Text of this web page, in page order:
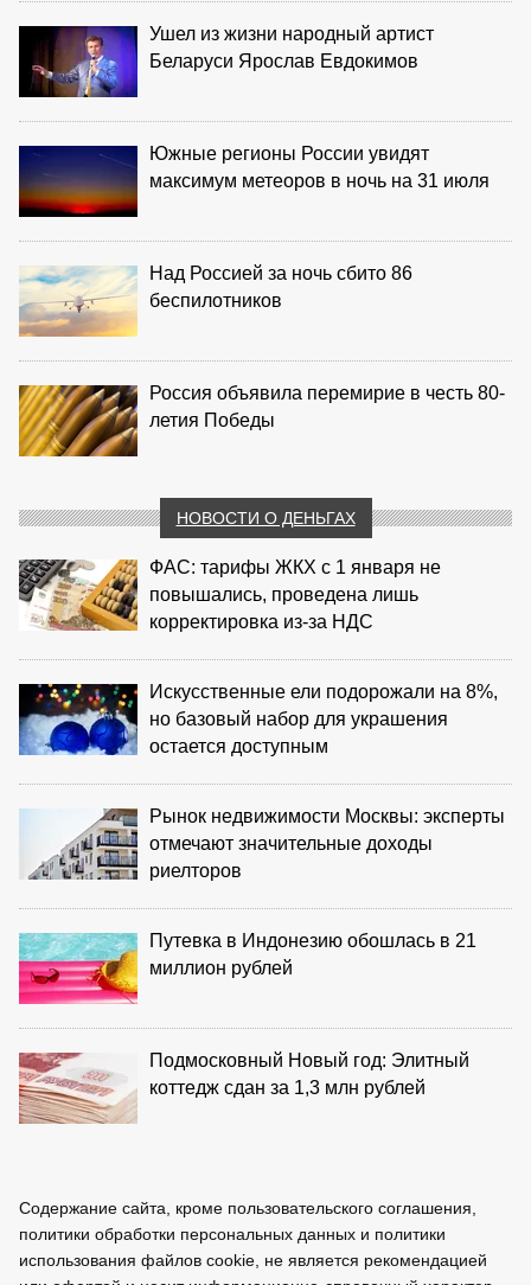
Ушел из жизни народный артист
Беларуси Ярослав Евдокимов
Южные регионы России увидят
максимум метеоров в ночь на 31 июля
Над Россией за ночь сбито 86
беспилотников
Россия объявила перемирие в честь 80-
летия Победы
НОВОСТИ О ДЕНЬГАХ
ФАС: тарифы ЖКХ с 1 января не
повышались, проведена лишь
корректировка из‑за НДС
Искусственные ели подорожали на 8%,
но базовый набор для украшения
остается доступным
Рынок недвижимости Москвы: эксперты
отмечают значительные доходы
риелторов
Путевка в Индонезию обошлась в 21
миллион рублей
Подмосковный Новый год: Элитный
коттедж сдан за 1,3 млн рублей
Содержание сайта, кроме пользовательского соглашения,
политики обработки персональных данных и политики
использования файлов cookie, не является рекомендацией